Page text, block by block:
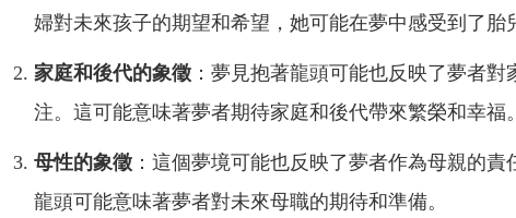
婦對未來孩子的期望和希望，她可能在夢中感受到了胎
家庭和後代的象徵 ：夢見抱著龍頭可能也反映了夢者對
注。這可能意味著夢者期待家庭和後代帶來繁榮和幸福。
母性的象徵 ：這個夢境可能也反映了夢者作為母親的責
龍頭可能意味著夢者對未來母職的期待和準備。